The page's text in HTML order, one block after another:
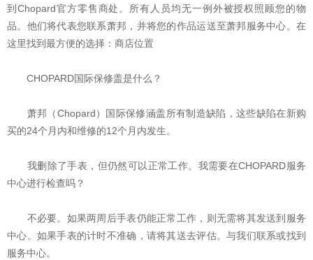
到Chopard官方零售商处。所有人员均无一例外被授权照顾您的物
品。他们将代表您联系萧邦，并将您的作品运送至萧邦服务中心。在
这里找到最方便的选择：商店位置
CHOPARD国际保修盖是什么？
萧邦（Chopard）国际保修涵盖所有制造缺陷，这些缺陷在新购
买的24个月内和维修的12个月内发生。
我删除了手表，但仍然可以正常工作。我需要在CHOPARD服务
中心进行检查吗？
不必要。如果两周后手表仍能正常工作，则无需将其发送到服务
中心。如果手表的计时不准确，请将其送去评估。与我们联系或找到
服务中心。